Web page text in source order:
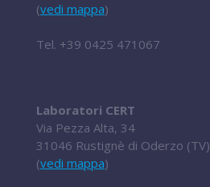
(vedi mappa)
Tel. +39 0425 471067
Laboratori CERT
Via Pezza Alta, 34
31046 Rustignè di Oderzo (TV)
(vedi mappa)